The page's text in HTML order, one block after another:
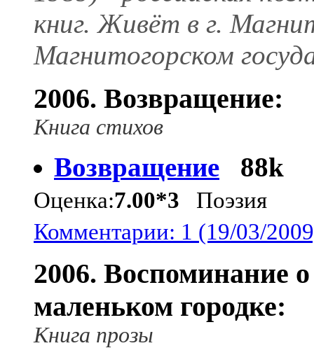
книг. Живёт в г.
Магнитогорском
2006. Возвращение:
Книга стихов
Возвращение 88k
Оценка:7.00*3 Поэзия
Комментарии: 1 (19/03/
2006. Воспоминание о
маленьком городке:
Книга прозы